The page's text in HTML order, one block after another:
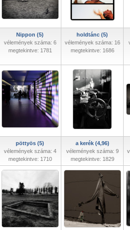
Nippon (5)
vélemények száma: 6
megtekintve: 1781
holdtánc (5)
vélemények száma: 16
megtekintve: 1686
pöttyös (5)
vélemények száma: 4
megtekintve: 1710
a kerék (4,96)
vélemények száma: 9
megtekintve: 1829